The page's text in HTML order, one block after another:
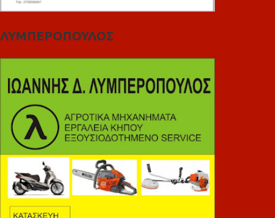
ΛΥΜΠΕΡΟΠΟΥΛΟΣ